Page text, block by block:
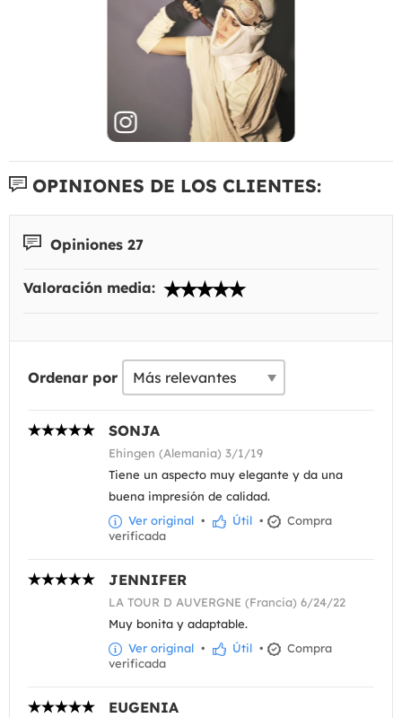
OPINIONES DE LOS CLIENTES:
Opiniones 27
Valoración media:
Ordenar por
SONJA
Ehingen (Alemania) 3/1/19
Tiene un aspecto muy elegante y da una
buena impresión de calidad.
Ver original • Útil •
Compra
verificada
JENNIFER
LA TOUR D AUVERGNE (Francia) 6/24/22
Muy bonita y adaptable.
Ver original • Útil •
Compra
verificada
EUGENIA